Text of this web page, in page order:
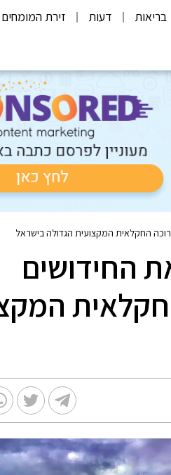
בריאות דעות זירת המומחים
החקלאית המקצועית הגדולה בישראל
החידושים